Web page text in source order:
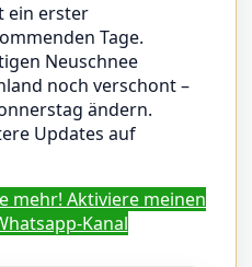
ein erster
Tage.
Neuschnee
noch verschont –
ändern.
Updates auf
mehr! Aktiviere meinen
Kanal